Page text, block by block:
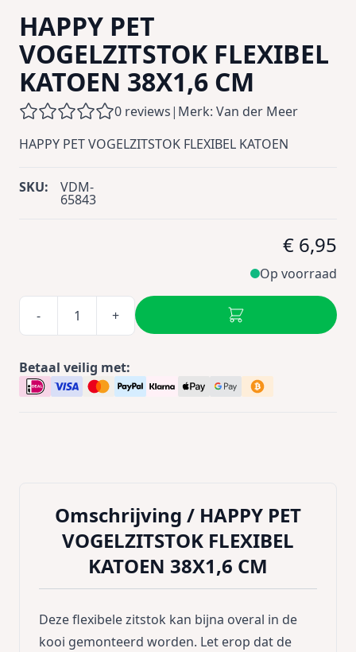
HAPPY PET
VOGELZITSTOK FLEXIBEL
KATOEN 38X1,6 CM
0 reviews| Merk: Van der Meer
HAPPY PET VOGELZITSTOK FLEXIBEL KATOEN
SKU: VDM-
65843
€ 6,95
Op voorraad
- +
Betaal veilig met:
Omschrijving / HAPPY PET
VOGELZITSTOK FLEXIBEL
KATOEN 38X1,6 CM
Deze flexibele zitstok kan bijna overal in de
kooi gemonteerd worden. Let erop dat de